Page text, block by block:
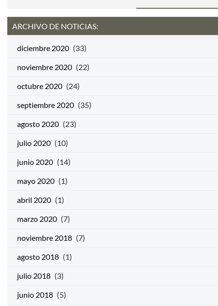
ARCHIVO DE NOTICIAS:
diciembre 2020 (33)
noviembre 2020 (22)
octubre 2020 (24)
septiembre 2020 (35)
agosto 2020 (23)
julio 2020 (10)
junio 2020 (14)
mayo 2020 (1)
abril 2020 (1)
marzo 2020 (7)
noviembre 2018 (7)
agosto 2018 (1)
julio 2018 (3)
junio 2018 (5)